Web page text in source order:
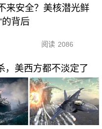
来安全？美核潜光鲜
背后
阅读 2086
，美西方都不淡定了